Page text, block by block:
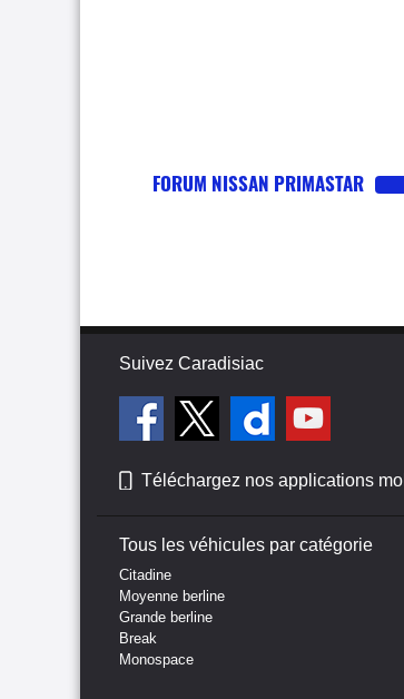
FORUM NISSAN PRIMASTAR
Suivez Caradisiac
Téléchargez nos applications
Tous les véhicules par catégorie
Citadine
Moyenne berline
Grande berline
Break
Monospace